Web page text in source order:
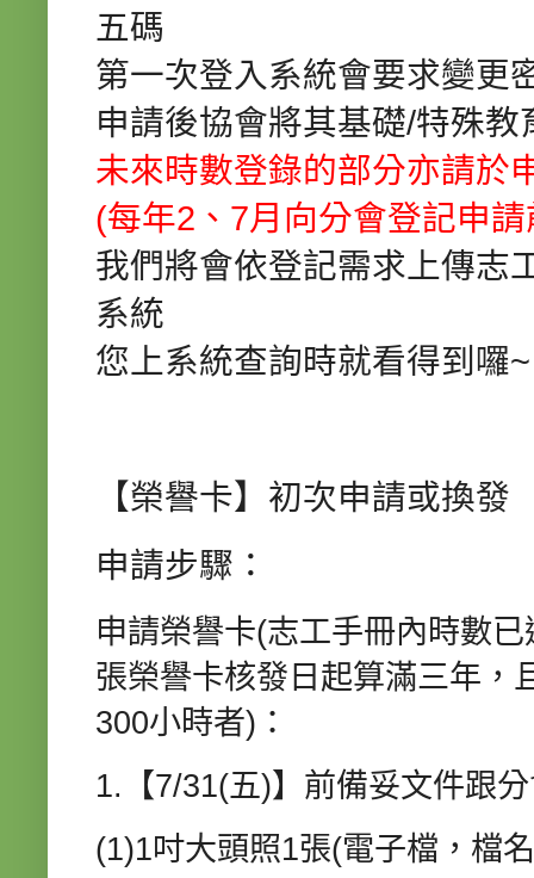
五碼
第一次登入系統會要求變更
申請後協會將其基礎/特殊
未來時數登錄的部分亦請於
(每年2、 7月向分會登記申
我們將會依登記需求上傳志
系統
您上系統查詢時就看得到囉~
【榮譽卡】初次申請或換發
申請步驟：
申請榮譽卡(志工手冊內時數
張榮譽卡核發日起算滿三年，
300小時者)：
1.【7/31(五)】前備妥文件跟
(1)1吋大頭照1張(電子檔，檔